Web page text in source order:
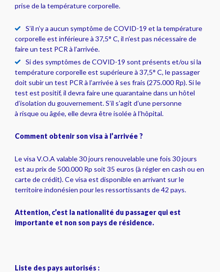
prise de la température corporelle.
S’il n’y a aucun symptôme de COVID-19 et la température
corporelle est inférieure à 37,5° C, il n’est pas nécessaire de
faire un test PCR à l’arrivée.
Si des symptômes de COVID-19 sont présents et/ou si la
température corporelle est supérieure à 37,5° C, le passager
doit subir un test PCR à l’arrivée à ses frais (275.000 Rp). Si le
test est positif, il devra faire une quarantaine dans un hôtel
d’isolation du gouvernement. S’il s’agit d’une personne
à risque ou âgée, elle devra être isolée à l’hôpital.
Comment obtenir son visa à l’arrivée ?
Le visa V.O.A valable 30 jours renouvelable une fois 30 jours
est au prix de 500.000 Rp soit 35 euros (à régler en cash ou en
carte de crédit). Ce visa est disponible en arrivant sur le
territoire indonésien pour les ressortissants de 42 pays.
Attention, c’est la nationalité du passager qui est
importante et non son pays de résidence.
Liste des pays autorisés :